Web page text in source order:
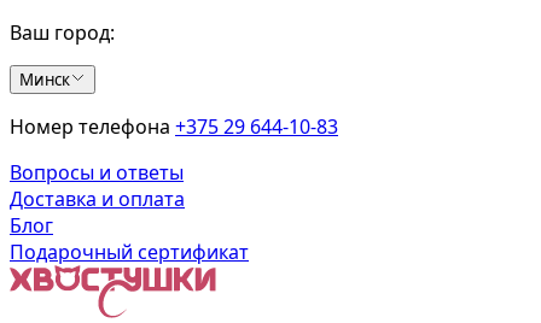
Ваш город:
Минск
Номер телефона +375 29 644-10-83
Вопросы и ответы
Доставка и оплата
Блог
Подарочный сертификат